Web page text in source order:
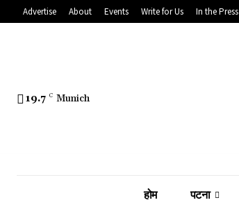
Advertise About Events Write for Us In the Press
19.7 C Munich
होम पटना